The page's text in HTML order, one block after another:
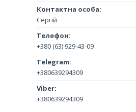
Сергій
+380 (63) 929-43-09
+380639294309
+380639294309